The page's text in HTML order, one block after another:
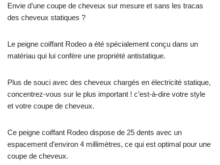
Envie d’une coupe de cheveux sur mesure et sans les tracas
des cheveux statiques ?
Le peigne coiffant Rodeo a été spécialement conçu dans un
matériau qui lui confère une propriété antistatique.
Plus de souci avec des cheveux chargés en électricité statique,
concentrez-vous sur le plus important ! c’est-à-dire votre style
et votre coupe de cheveux.
Ce peigne coiffant Rodeo dispose de 25 dents avec un
espacement d’environ 4 millimètres, ce qui est optimal pour une
coupe de cheveux.